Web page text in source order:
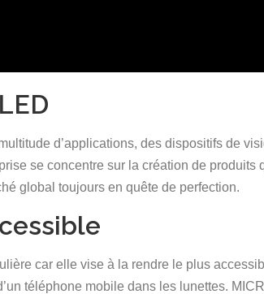
d’applications, des dispositifs de
se concentre sur la création de produits
global toujours en quête de perfection.
car elle vise à la rendre le plus
téléphone mobile dans les lunettes.